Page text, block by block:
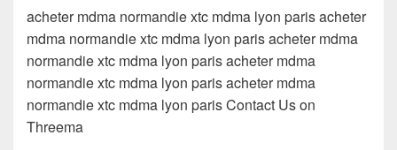
acheter mdma normandie xtc mdma lyon paris acheter
mdma normandie xtc mdma lyon paris acheter mdma
normandie xtc mdma lyon paris acheter mdma
normandie xtc mdma lyon paris acheter mdma
normandie xtc mdma lyon paris Contact Us on
Threema